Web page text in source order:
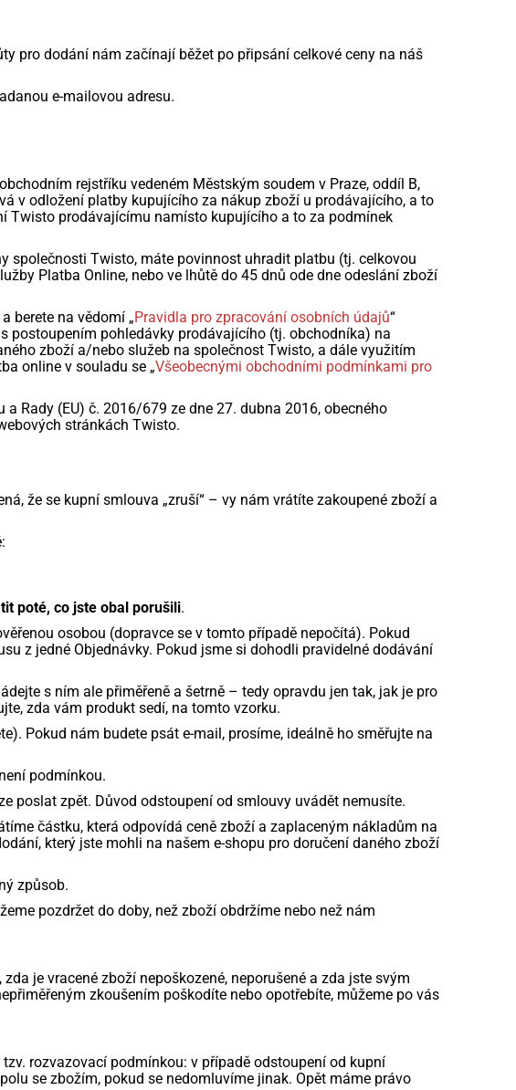
pro dodání nám začínají běžet po připsání celkové ceny na náš
e-mailovou adresu.
rejstříku vedeném Městským soudem v Praze, oddíl B,
v odložení platby kupujícího za nákup zboží u prodávajícího, a to
Twisto prodávajícímu namísto kupujícího a to za podmínek
společnosti Twisto, máte povinnost uhradit platbu (tj. celkovou
Platba Online, nebo ve lhůtě do 45 dnů ode dne odeslání zboží
a berete na vědomí „Pravidla pro zpracování osobních údajů“
pohledávky prodávajícího (tj. obchodníka) na
zboží a/nebo služeb na společnost Twisto, a dále využitím
online v souladu se „Všeobecnými obchodními podmínkami pro
Rady (EU) č. 2016/679 ze dne 27. dubna 2016, obecného
stránkách Twisto.
že se kupní smlouva „zruší“ – vy nám vrátíte zakoupené zboží a
poté, co jste obal porušili.
osobou (dopravce se v tomto případě nepočítá). Pokud
z jedné Objednávky. Pokud jsme si dohodli pravidelné dodávání
s ním ale přiměřeně a šetrně – tedy opravdu jen tak, jak je pro
zda vám produkt sedí, na tomto vzorku.
Pokud nám budete psát e-mail, prosíme, ideálně ho směřujte na
podmínkou.
poslat zpět. Důvod odstoupení od smlouvy uvádět nemusíte.
částku, která odpovídá ceně zboží a zaplaceným nákladům na
který jste mohli na našem e-shopu pro doručení daného zboží
způsob.
pozdržet do doby, než zboží obdržíme nebo než nám
je vracené zboží nepoškozené, neporušené a zda jste svým
zkoušením poškodíte nebo opotřebíte, můžeme po vás
rozvazovací podmínkou: v případě odstoupení od kupní
se zbožím, pokud se nedomluvíme jinak. Opět máme právo